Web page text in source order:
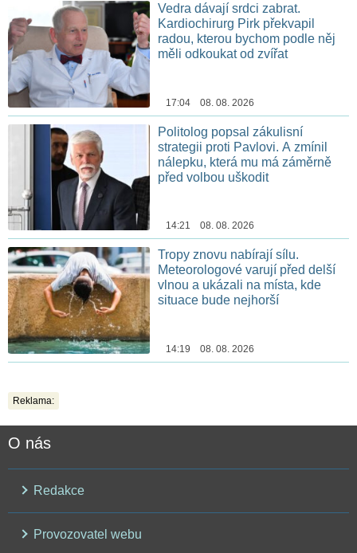
Vedra dávají srdci zabrat.
Kardiochirurg Pirk překvapil
radou, kterou bychom podle něj
měli odkoukat od zvířat
17:04 08. 08. 2026
Politolog popsal zákulisní
strategii proti Pavlovi. A zmínil
nálepku, která mu má záměrně
před volbou uškodit
14:21 08. 08. 2026
Tropy znovu nabírají sílu.
Meteorologové varují před delší
vlnou a ukázali na místa, kde
situace bude nejhorší
14:19 08. 08. 2026
Reklama:
O nás
Redakce
Provozovatel webu